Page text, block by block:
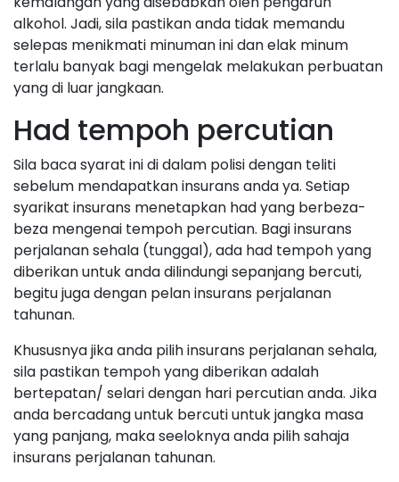
alkohol. Jadi, sila pastikan anda tidak memandu
selepas menikmati minuman ini dan elak minum
terlalu banyak bagi mengelak melakukan perbuatan
yang di luar jangkaan.
Had tempoh percutian
Sila baca syarat ini di dalam polisi dengan teliti
sebelum mendapatkan insurans anda ya. Setiap
syarikat insurans menetapkan had yang berbeza-
beza mengenai tempoh percutian. Bagi insurans
perjalanan sehala (tunggal), ada had tempoh yang
diberikan untuk anda dilindungi sepanjang bercuti,
begitu juga dengan pelan insurans perjalanan
tahunan.
Khususnya jika anda pilih insurans perjalanan sehala,
sila pastikan tempoh yang diberikan adalah
bertepatan/ selari dengan hari percutian anda. Jika
anda bercadang untuk bercuti untuk jangka masa
yang panjang, maka seeloknya anda pilih sahaja
insurans perjalanan tahunan.